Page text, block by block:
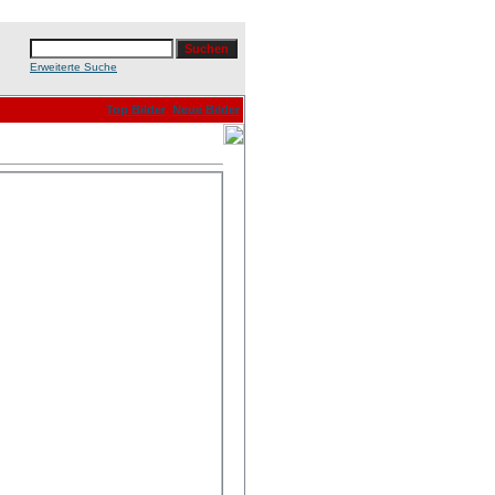
Erweiterte Suche
Top Bilder Neue Bilder